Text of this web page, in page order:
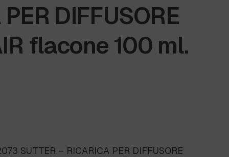
DIFFUSORE
flacone 100 ml.
SUTTER – RICARICA PER DIFFUSORE